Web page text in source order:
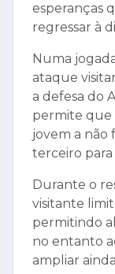
esperanças
regressar à
Numa
ataque
a defesa do
permite que
jovem a não
terceiro para
Durante o
visitante
permitindo
no entanto
ampliar